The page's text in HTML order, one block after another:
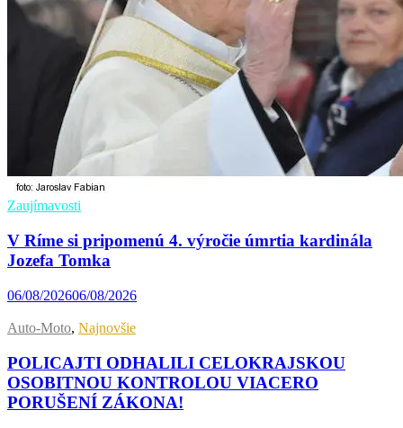
Zaujímavosti
V Ríme si pripomenú 4. výročie úmrtia kardinála
Jozefa Tomka
06/08/202606/08/2026
Auto-Moto, Najnovšie
POLICAJTI ODHALILI CELOKRAJSKOU
OSOBITNOU KONTROLOU VIACERO
PORUŠENÍ ZÁKONA!